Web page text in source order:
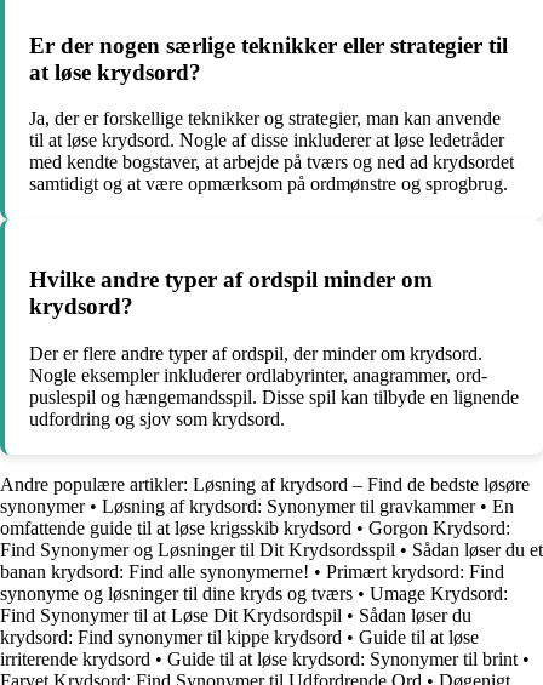
Er der nogen særlige teknikker eller strategier til
at løse krydsord?
Ja, der er forskellige teknikker og strategier, man kan anvende
til at løse krydsord. Nogle af disse inkluderer at løse ledetråder
med kendte bogstaver, at arbejde på tværs og ned ad krydsordet
samtidigt og at være opmærksom på ordmønstre og sprogbrug.
Hvilke andre typer af ordspil minder om
krydsord?
Der er flere andre typer af ordspil, der minder om krydsord.
Nogle eksempler inkluderer ordlabyrinter, anagrammer, ord-
puslespil og hængemandsspil. Disse spil kan tilbyde en lignende
udfordring og sjov som krydsord.
Andre populære artikler: Løsning af krydsord – Find de bedste løsøre
synonymer• Løsning af krydsord: Synonymer til gravkammer• En
omfattende guide til at løse krigsskib krydsord • Gorgon Krydsord:
Find Synonymer og Løsninger til Dit Krydsordsspil • Sådan løser du et
banan krydsord: Find alle synonymerne! • Primært krydsord: Find
synonyme og løsninger til dine kryds og tværs • Umage Krydsord:
Find Synonymer til at Løse Dit Krydsordspil • Sådan løser du
krydsord: Find synonymer til kippe krydsord • Guide til at løse
irriterende krydsord • Guide til at løse krydsord: Synonymer til brint •
Farvet Krydsord: Find Synonymer til Udfordrende Ord • Døgenigt